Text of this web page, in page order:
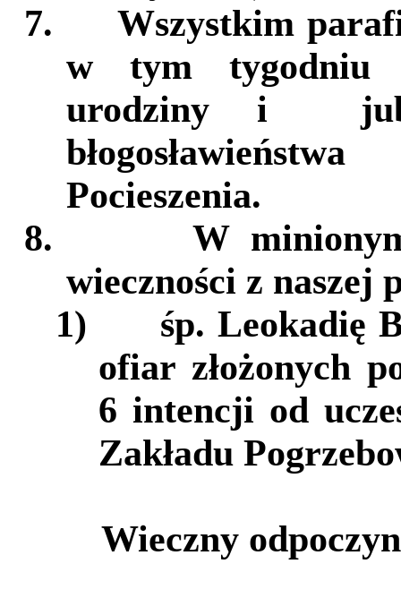
7.
Wszystkim
w tym tygodniu
urodziny i
Pocieszenia.
8.
W
wieczności z naszej
1)
śp. Leokadię
ofiar złożonych
6 intencji od
Zakładu
Wieczny